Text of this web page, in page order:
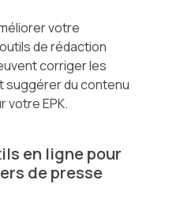
votre
de rédaction
corriger les
du contenu
votre EPK.
en ligne pour
de presse